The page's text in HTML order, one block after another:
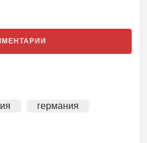
германия